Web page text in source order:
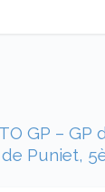
GP – GP
de Puniet,